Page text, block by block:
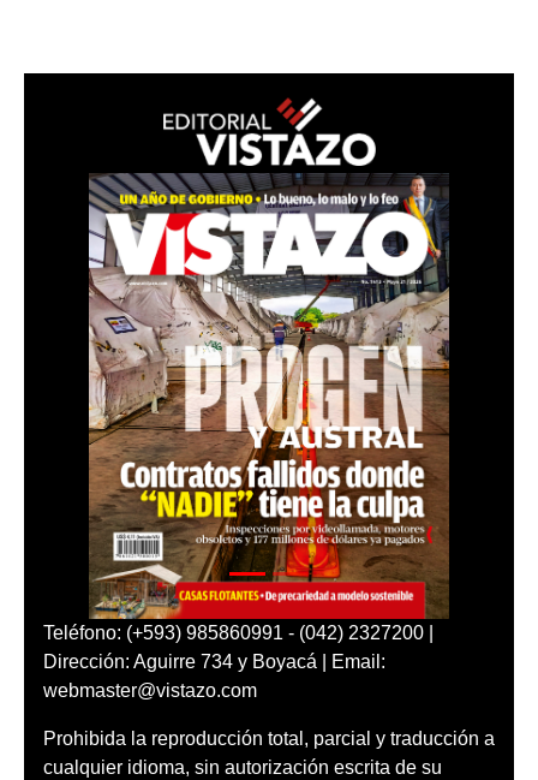
Teléfono: (+593) 985860991 - (042) 2327200 |
Dirección: Aguirre 734 y Boyacá | Email:
webmaster@vistazo.com
Prohibida la reproducción total, parcial y traducción a
cualquier idioma, sin autorización escrita de su